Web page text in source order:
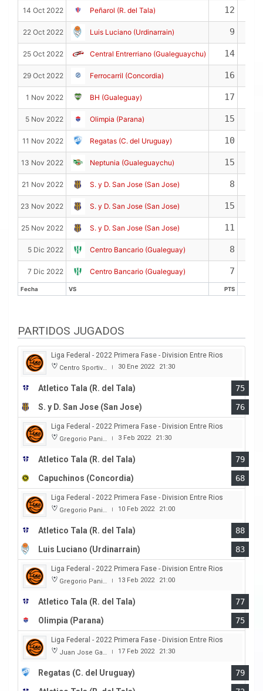
Fecha VS PTS
14 Oct 2022 Peñarol (R. del Tala) 12
22 Oct 2022 Luis Luciano (Urdinarrain) 9
25 Oct 2022 Central Entrerriano (Gualeguaychu) 14
29 Oct 2022 Ferrocarril (Concordia) 16
1 Nov 2022 BH (Gualeguay) 17
5 Nov 2022 Olimpia (Parana) 15
11 Nov 2022 Regatas (C. del Uruguay) 10
13 Nov 2022 Neptunia (Gualeguaychu) 15
21 Nov 2022 S. y D. San Jose (San Jose) 8
23 Nov 2022 S. y D. San Jose (San Jose) 15
25 Nov 2022 S. y D. San Jose (San Jose) 11
5 Dic 2022 Centro Bancario (Gualeguay) 8
7 Dic 2022 Centro Bancario (Gualeguay) 7
Fecha VS PTS
PARTIDOS JUGADOS
Liga Federal - 2022 Primera Fase - Division Entre Rios
Centro Sportivo Peñarol | 30 Ene 2022 21:30
Atletico Tala (R. del Tala)
75
S. y D. San Jose (San Jose)
76
Liga Federal - 2022 Primera Fase - Division Entre Rios
Gregorio Panizza | 3 Feb 2022 21:30
Atletico Tala (R. del Tala)
79
Capuchinos (Concordia)
68
Liga Federal - 2022 Primera Fase - Division Entre Rios
Gregorio Panizza | 10 Feb 2022 21:00
Atletico Tala (R. del Tala)
88
Luis Luciano (Urdinarrain)
83
Liga Federal - 2022 Primera Fase - Division Entre Rios
Gregorio Panizza | 13 Feb 2022 21:00
Atletico Tala (R. del Tala)
77
Olimpia (Parana)
75
Liga Federal - 2022 Primera Fase - Division Entre Rios
Juan Jose Garro | 17 Feb 2022 21:30
Regatas (C. del Uruguay)
79